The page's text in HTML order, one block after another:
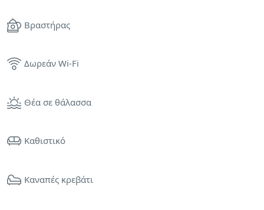
Βραστήρας
Δωρεάν Wi-Fi
Θέα σε θάλασσα
Καθιστικό
Καναπές κρεβάτι